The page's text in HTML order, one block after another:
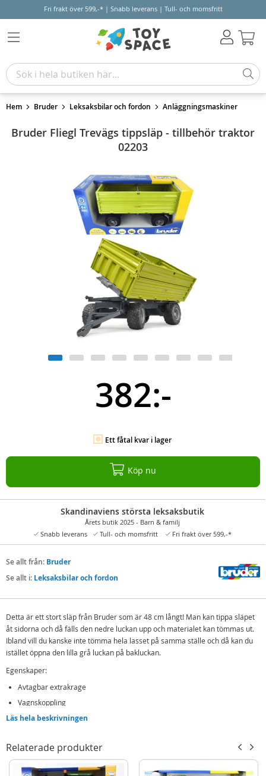
Fri frakt över 599,-* | Snabb leverans | Tull- och momsfritt
Hem Bruder Leksaksbilar och fordon Anläggningsmaskiner
Bruder Fliegl Trevägs tippsläp - tillbehör traktor
02203
382:-
Ett fåtal kvar i lager
Köp nu
Skandinaviens största leksaksbutik
Årets butik 2025 - Barn & familj
Snabb leverans
Tull- och momsfritt Fri frakt över 599,-*
Se allt från: Bruder
Se allt i: Leksaksbilar och fordon
Detta är ett stort släp från Bruder som är 48 cm långt! Man kan tippa släpet
åt sidorna och då fälls den nedre luckan upp och materialet kan tömmas ut.
Ibland vill du kanske inte tömma hela lasset på samma ställe och då kan du
istället öppna den lilla grå luckan på bakluckan.
Egenskaper:
Avtagbar extrakrage
Vagnskoppling
Fällbara sidor för tömning
Bruder Fliegl Trevägs tippsläp - tillbehör traktor 02203
Läs hela beskrivningen
Relaterade produkter